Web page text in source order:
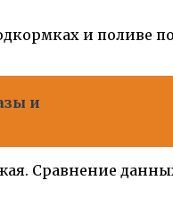
и поливе
и
Сравнение